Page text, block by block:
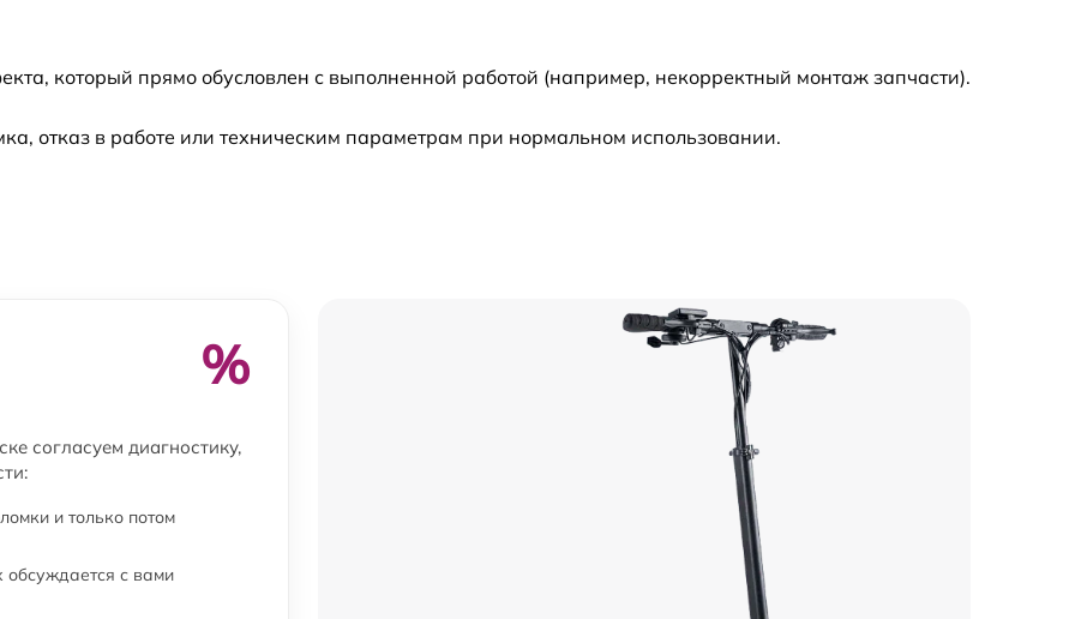
700 р
от 50 мин 1500 р
который прямо обусловлен с выполненной работой (например, некорректный монтаж запчасти).
отказ в работе или техническим параметрам при нормальном использовании.
%
согласуем диагностику,
и только потом
обсуждается с вами